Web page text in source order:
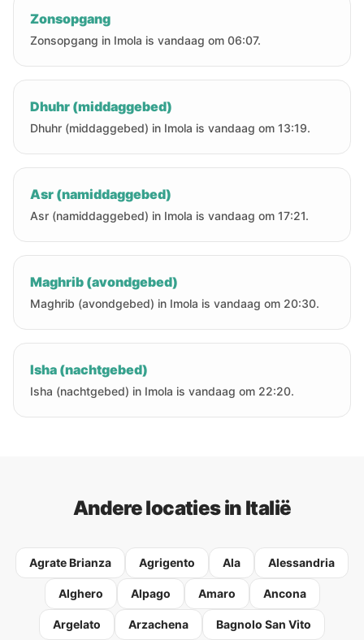
Zonsopgang
Zonsopgang in Imola is vandaag om 06:07.
Dhuhr (middaggebed)
Dhuhr (middaggebed) in Imola is vandaag om 13:19.
Asr (namiddaggebed)
Asr (namiddaggebed) in Imola is vandaag om 17:21.
Maghrib (avondgebed)
Maghrib (avondgebed) in Imola is vandaag om 20:30.
Isha (nachtgebed)
Isha (nachtgebed) in Imola is vandaag om 22:20.
Andere locaties in Italië
Agrate Brianza Agrigento Ala Alessandria
Alghero Alpago Amaro Ancona
Argelato Arzachena Bagnolo San Vito